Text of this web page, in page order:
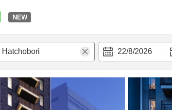
NEW
22/8/2026
รีวิวไฮไลต์สิ่่งอำนวยความสะดวก